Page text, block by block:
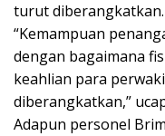
turut diberangkatkan.
“Kemampuan
dengan bagaimana
keahlian para
diberangkatkan,”
Adapun personel